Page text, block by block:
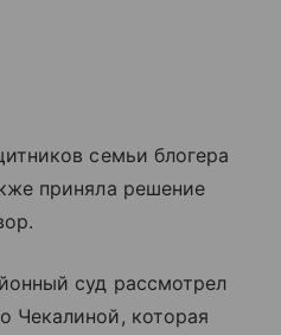
семьи блогера
приняла решение
суд рассмотрел
Чекалиной, которая